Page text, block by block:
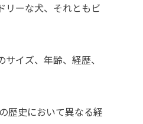
リーな犬、それともビ
イズ、年齢、経歴、
歴史において異なる経